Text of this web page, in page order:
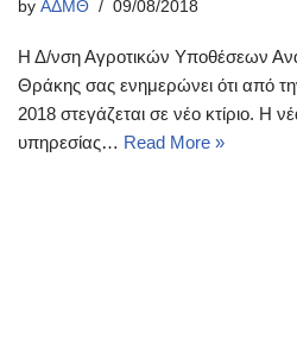
by ΑΔΜΘ 09/08/2018
Η Δ/νση Αγροτικών Υποθέσεων
Θράκης σας ενημερώνει ότι από
2018 στεγάζεται σε νέο κτίριο. Η
υπηρεσίας… Read More »